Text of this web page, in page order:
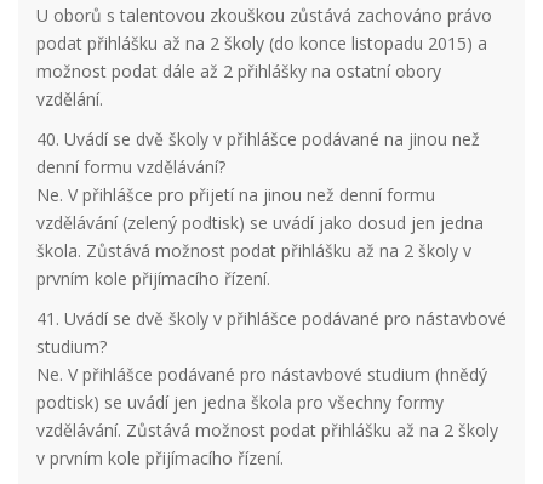
U oborů s talentovou zkouškou zůstává zachováno právo
podat přihlášku až na 2 školy (do konce listopadu 2015) a
možnost podat dále až 2 přihlášky na ostatní obory
vzdělání.
40. Uvádí se dvě školy v přihlášce podávané na jinou než
denní formu vzdělávání?
Ne. V přihlášce pro přijetí na jinou než denní formu
vzdělávání (zelený podtisk) se uvádí jako dosud jen jedna
škola. Zůstává možnost podat přihlášku až na 2 školy v
prvním kole přijímacího řízení.
41. Uvádí se dvě školy v přihlášce podávané pro nástavbové
studium?
Ne. V přihlášce podávané pro nástavbové studium (hnědý
podtisk) se uvádí jen jedna škola pro všechny formy
vzdělávání. Zůstává možnost podat přihlášku až na 2 školy
v prvním kole přijímacího řízení.